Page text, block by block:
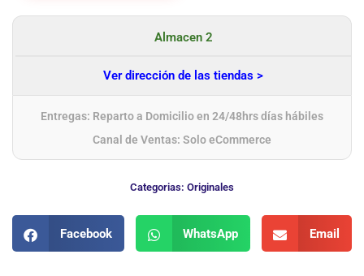
Almacen 2
Ver dirección de las tiendas >
Entregas: Reparto a Domicilio en 24/48hrs días hábiles
Canal de Ventas: Solo eCommerce
Categorias: Originales
Facebook WhatsApp Email